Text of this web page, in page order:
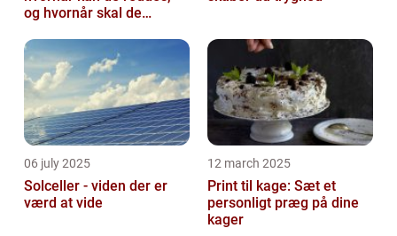
og hvornår skal de
06 july 2025
Solceller - viden der er
værd at vide
12 march 2025
Print til kage: Sæt et
personligt præg på dine
kager